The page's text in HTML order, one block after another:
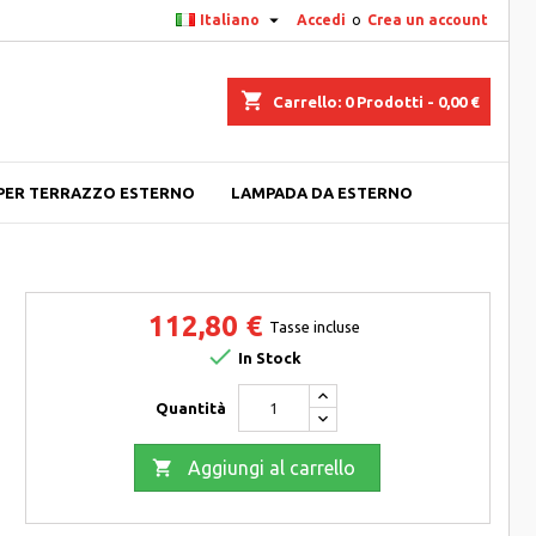
Accedi o Crea un account
Italiano 
shopping_cart Carrello: 0Prodotti - 0,00 €
TERRAZZO ESTERNO LAMPADA DA ESTERNO
112,80 € Tasse incluse
 In Stock
Quantità
 Aggiungi al carrello